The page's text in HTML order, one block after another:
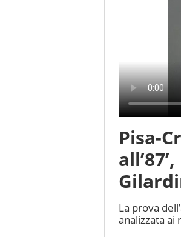
Pisa-
La prova
analizzata ai